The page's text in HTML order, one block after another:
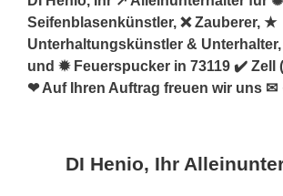
Seifenblasenkünstler, ❌ Zauberer, ★
Unterhaltungskünstler &
und ✹ Feuerspucker in 73119 ✔️ Zell
❤ Auf Ihren Auftrag freuen wir uns ✉
DI Henio, Ihr